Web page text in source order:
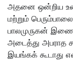
அதனை ஒன்றிய
மற்றும்
பாலமுருகன்
அடைத்து அபராத
இயங்கக் கூடாது